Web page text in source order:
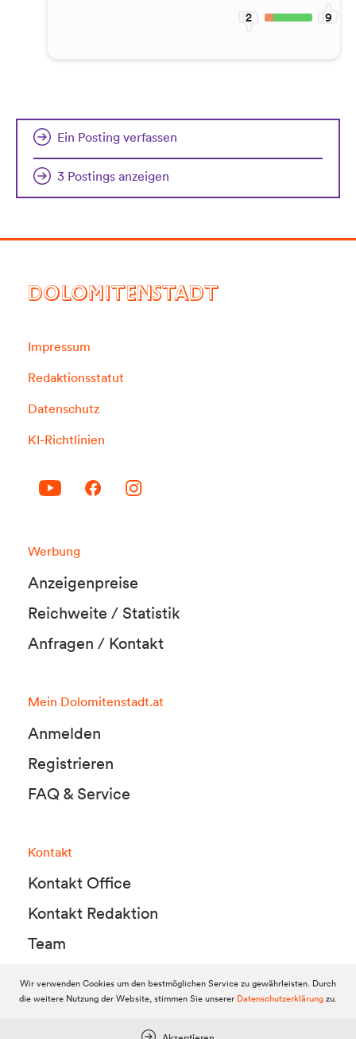
2 9
Ein Posting verfassen
3 Postings anzeigen
DOLOMITENSTADT
Impressum
Redaktionsstatut
Datenschutz
KI-Richtlinien
Werbung
Anzeigenpreise
Reichweite / Statistik
Anfragen / Kontakt
Mein Dolomitenstadt.at
Anmelden
Registrieren
FAQ & Service
Kontakt
Kontakt Office
Kontakt Redaktion
Team
© 2010-2026 Dolomitenstadt.at
Wir verwenden Cookies um den bestmöglichen Service zu gewährleisten. Durch
die weitere Nutzung der Website, stimmen Sie unserer Datenschutzerklärungzu.